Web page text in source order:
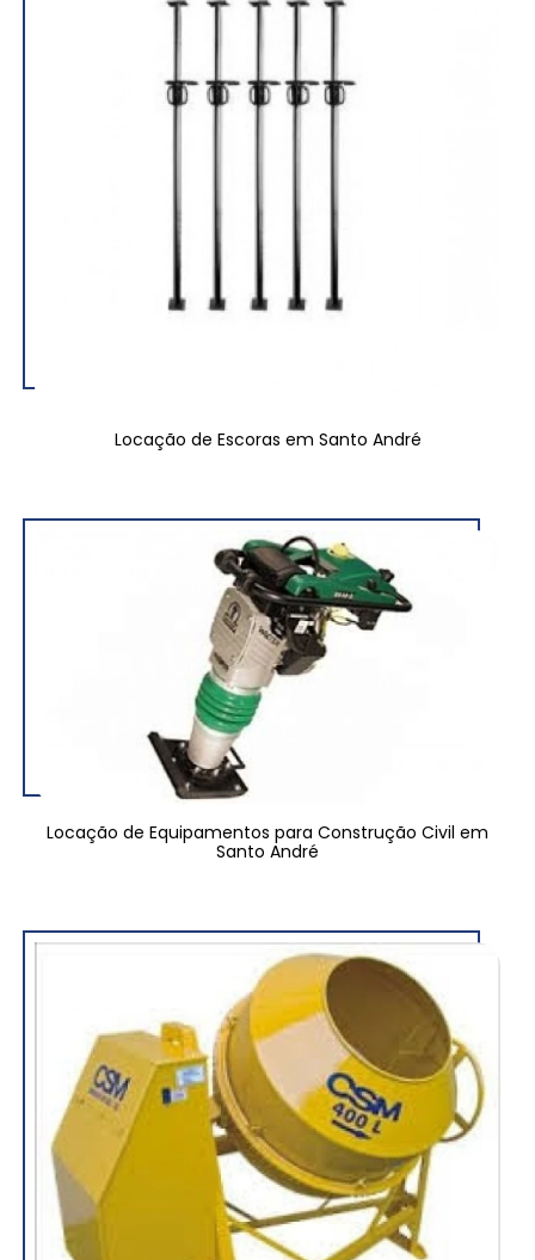
Locação de Escoras em Santo André
Locação de Equipamentos para Construção Civil em
Santo André